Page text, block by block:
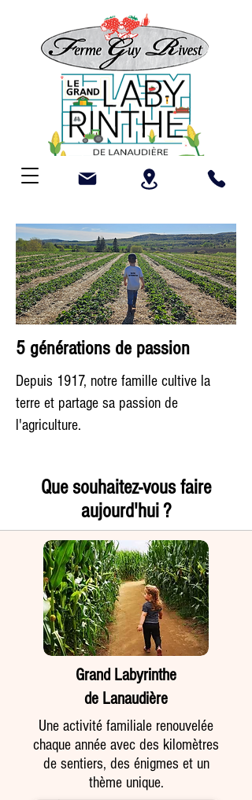
5 générations de passion
Depuis 1917, notre famille cultive la
terre et partage sa passion de
l'agriculture.
Que souhaitez-vous faire
aujourd'hui ?
Grand Labyrinthe
de Lanaudière
Une activité familiale renouvelée
chaque année avec des kilomètres
de sentiers, des énigmes et un
thème unique.